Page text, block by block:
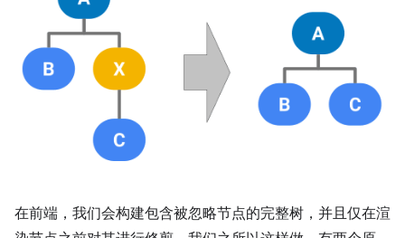
在前端，我们会构建包含被忽略节点的完整树，并且仅在渲